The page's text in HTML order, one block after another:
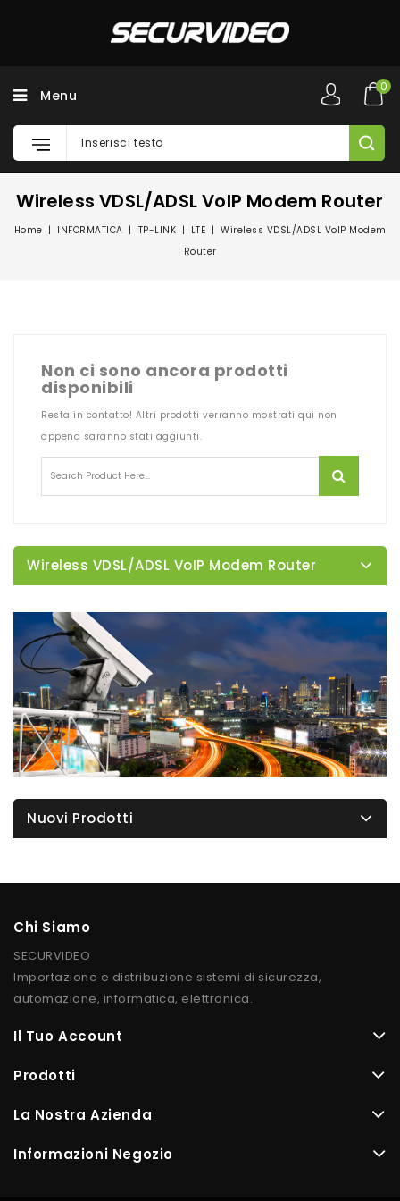
Menu
0
Wireless VDSL/ADSL VoIP Modem Router
Home INFORMATICA TP-LINK LTE
Wireless VDSL/ADSL VoIP Modem
Router
Non ci sono ancora prodotti
disponibili
Resta in contatto! Altri prodotti verranno mostrati qui non
appena saranno stati aggiunti.
Wireless VDSL/ADSL VoIP Modem Router
Nuovi Prodotti
Chi Siamo
SECURVIDEO
Importazione e distribuzione sistemi di sicurezza,
automazione, informatica, elettronica.
Il Tuo Account
Prodotti
La Nostra Azienda
Informazioni Negozio